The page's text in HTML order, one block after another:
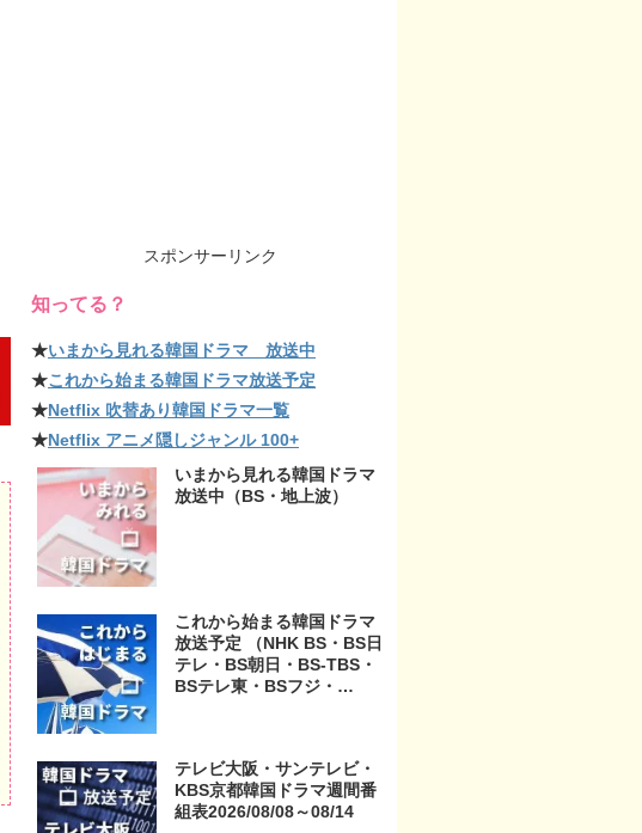
スポンサーリンク
知ってる？
★いまから見れる韓国ドラマ 放送中
★これから始まる韓国ドラマ放送予定
★Netflix 吹替あり韓国ドラマ一覧
★Netflix アニメ隠しジャンル 100+
いまから見れる韓国ドラマ
放送中（BS・地上波）
これから始まる韓国ドラマ
放送予定 （NHK BS・BS日
テレ・BS朝日・BS-TBS・
BSテレ東・BSフジ・
テレビ大阪・サンテレビ・
KBS京都・テレビ愛知・テ
レビ北海道）
テレビ大阪・サンテレビ・
KBS京都韓国ドラマ週間番
組表2026/08/08～08/14